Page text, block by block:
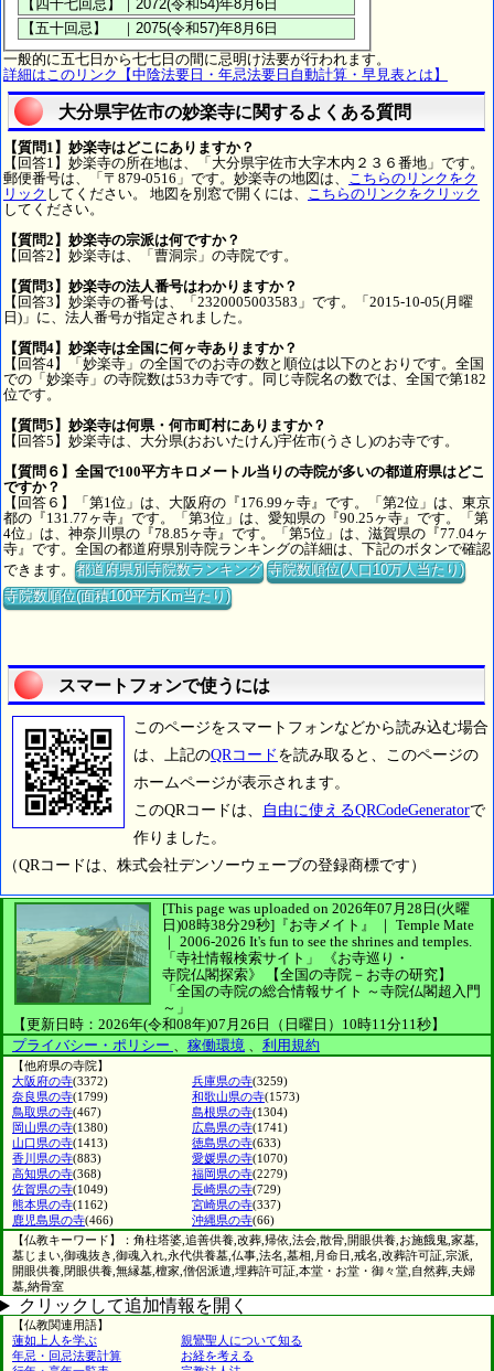
一般的に五七日から七七日の間に忌明け法要が行われます。
詳細はこのリンク【中陰法要日・年忌法要日自動計算・早見表とは】
大分県宇佐市の妙楽寺に関するよくある質問
【質問1】妙楽寺はどこにありますか？
【回答1】妙楽寺の所在地は、「大分県宇佐市大字木内２３６番地」です。
郵便番号は、「〒879-0516」です。妙楽寺の地図は、 こちらのリンクをク
リック してください。 地図を別窓で開くには、 こちらのリンクをクリック
してください。
【質問2】妙楽寺の宗派は何ですか？
【回答2】妙楽寺は、「曹洞宗」の寺院です。
【質問3】妙楽寺の法人番号はわかりますか？
【回答3】妙楽寺の番号は、「2320005003583」です。「2015-10-05(月曜
日)」に、法人番号が指定されました。
【質問4】妙楽寺は全国に何ヶ寺ありますか？
【回答4】「妙楽寺」の全国でのお寺の数と順位は以下のとおりです。全国
での「妙楽寺」の寺院数は53カ寺です。同じ寺院名の数では、全国で第182
位です。
【質問5】妙楽寺は何県・何市町村にありますか？
【回答5】妙楽寺は、大分県(おおいたけん)宇佐市(うさし)のお寺です。
【質問６】全国で100平方キロメートル当りの寺院が多いの都道府県はどこ
ですか？
【回答６】「第1位」は、大阪府の『176.99ヶ寺』です。「第2位」は、東京
都の『131.77ヶ寺』です。「第3位」は、愛知県の『90.25ヶ寺』です。「第
4位」は、神奈川県の『78.85ヶ寺』です。「第5位」は、滋賀県の『77.04ヶ
寺』です。全国の都道府県別寺院ランキングの詳細は、下記のボタンで確認
できます。都道府県別寺院数ランキング 寺院数順位(人口10万人当たり)
寺院数順位(面積100平方Km当たり)
スマートフォンで使うには
このページをスマートフォンなどから読み込む場合
は、上記のQRコード を読み取ると、このページの
ホームページが表示されます。
このQRコードは、
自由に使えるQRCodeGeneratorで
作りました。
（QRコードは、株式会社デンソーウェーブの登録商標です）
[This page was uploaded on 2026年07月28日(火曜
日)08時38分29秒] 『お寺メイト』 ｜ Temple Mate
｜ 2006-2026 It's fun to see the shrines and temples.
「寺社情報検索サイト」
《お寺巡り・
寺院仏閣探索》
【全国の寺院－お寺の研究】
「全国の寺院の総合情報サイト ～寺院仏閣超入門
～」
【更新日時：2026年(令和08年)07月26日（日曜日）10時11分11秒】
プライバシー・ポリシー 、 稼働環境 、 利用規約
【他府県の寺院】
大阪府の寺(3372) 兵庫県の寺(3259)
奈良県の寺(1799) 和歌山県の寺(1573)
鳥取県の寺(467) 島根県の寺(1304)
岡山県の寺(1380) 広島県の寺(1741)
山口県の寺(1413) 徳島県の寺(633)
香川県の寺(883) 愛媛県の寺(1070)
高知県の寺(368) 福岡県の寺(2279)
佐賀県の寺(1049) 長崎県の寺(729)
熊本県の寺(1162) 宮崎県の寺(337)
鹿児島県の寺(466) 沖縄県の寺(66)
【仏教キーワード】：角柱塔婆,追善供養,改葬,帰依,法会,散骨,開眼供養,お施餓鬼,家墓,
墓じまい,御魂抜き,御魂入れ,永代供養墓,仏事,法名,墓相,月命日,戒名,改葬許可証,宗派,
開眼供養,閉眼供養,無縁墓,檀家,僧侶派遣,埋葬許可証,本堂・お堂・御々堂,自然葬,夫婦
墓,納骨室
クリックして追加情報を開く
【仏教関連用語】
蓮如上人を学ぶ
親鸞聖人について知る
年忌・回忌法要計算
お経を考える